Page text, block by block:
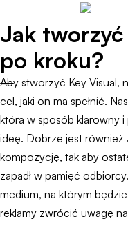
Jak
po kroku?
Aby stworzyć Key Visual,
cel, jaki on ma spełnić.
która w sposób klarowny i
ideę. Dobrze jest
kompozycję, tak aby
zapadł w pamięć
medium, na którym
reklamy zwrócić uwagę